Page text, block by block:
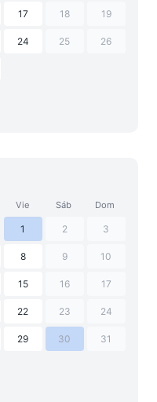
17 18 19
24 25 26
Vie Sáb Dom
1 2 3
8 9 10
15 16 17
22 23 24
29 30 31